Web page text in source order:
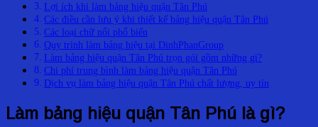
Lợi ích khi làm bảng hiệu quận Tân Phú
Các điều cần lưu ý khi thiết kế bảng hiệu quận Tân Phú
Các loại chữ nổi phổ biến
Quy trình làm bảng hiệu tại DinhPhanGroup
Làm bảng hiệu quận Tân Phú trọn gói gồm những gì?
Chi phí trung bình làm bảng hiệu quận Tân Phú
Dịch vụ làm bảng hiệu quận Tân Phú chất lượng, uy tín
Làm bảng hiệu quận Tân Phú là gì?